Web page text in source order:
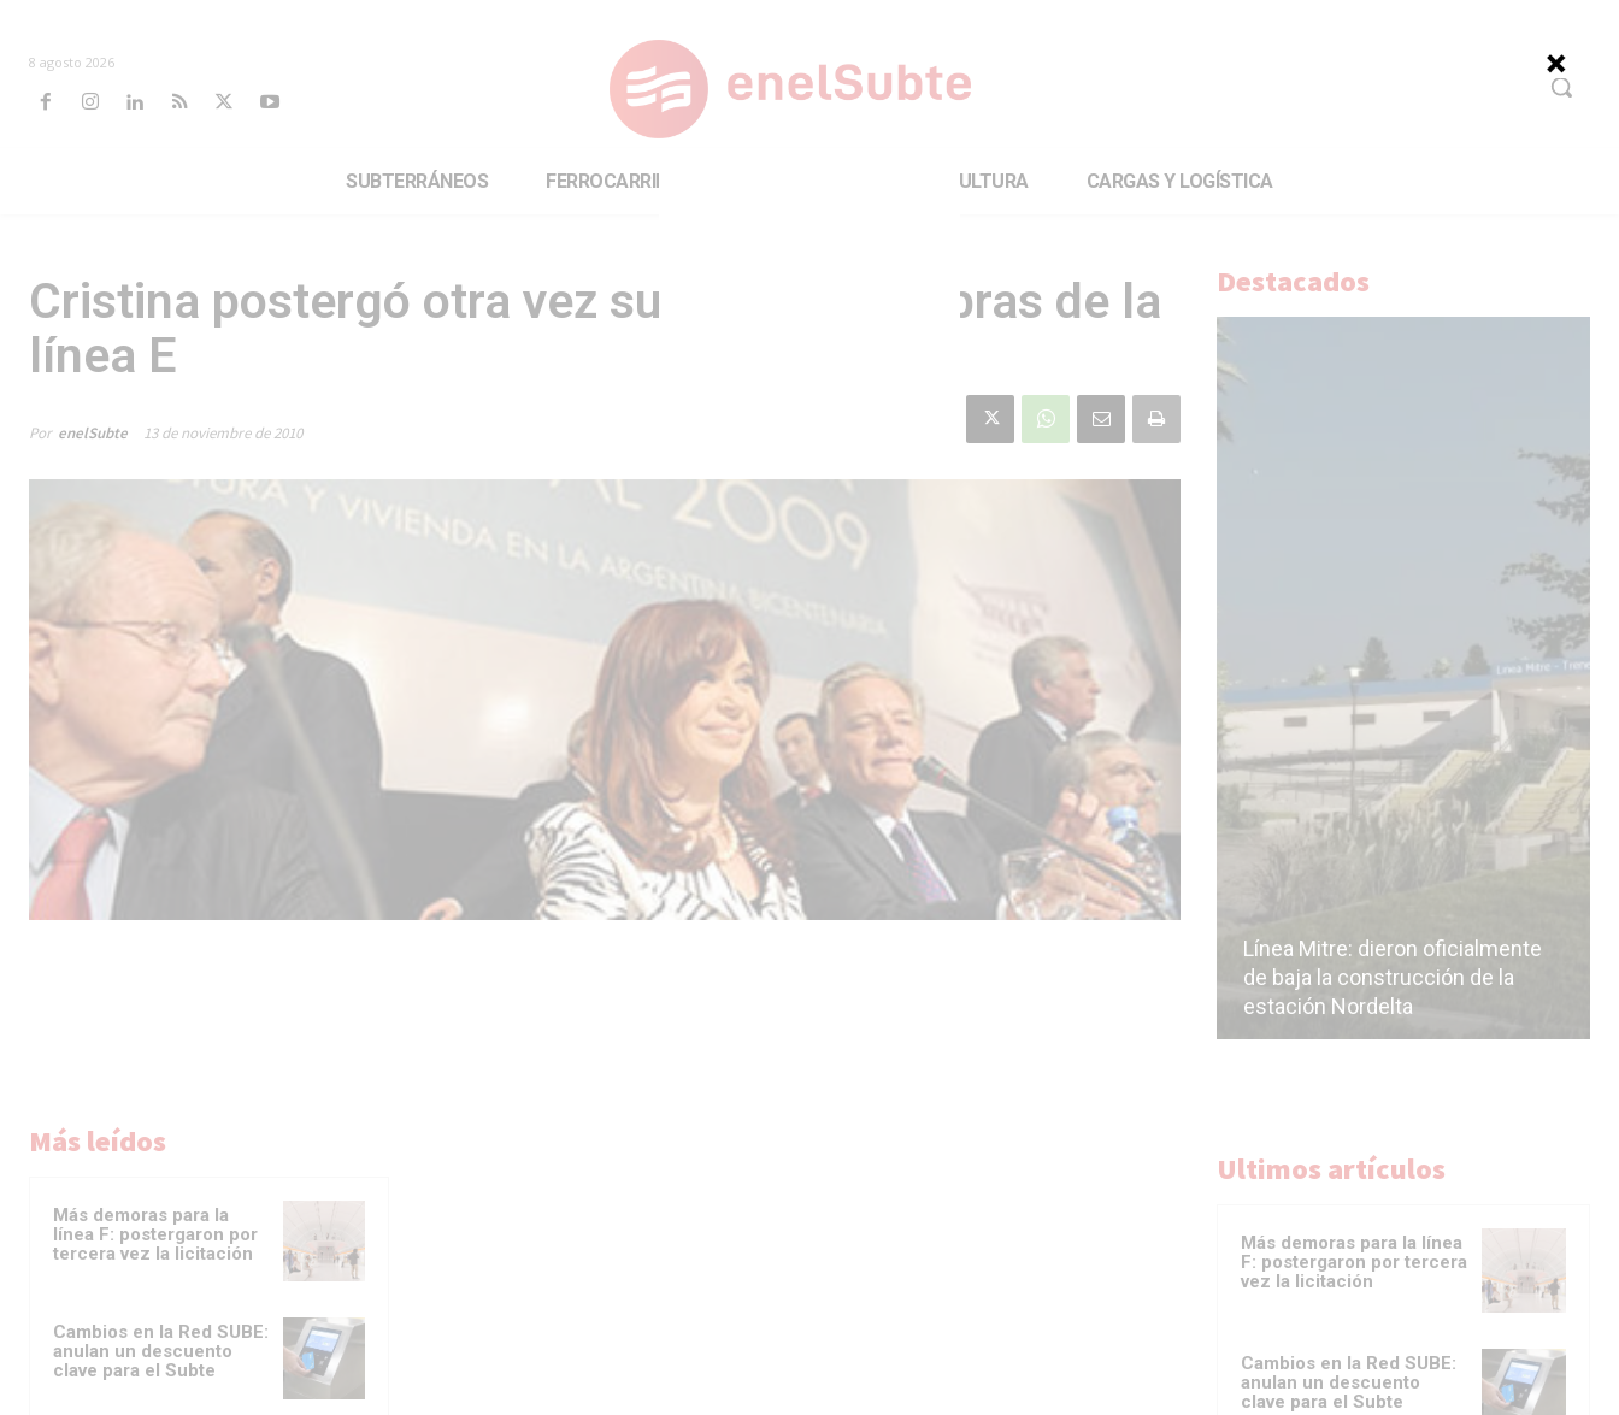
8 agosto 2026
SUBTERRÁNEOS FERROCARRILES CULTURA CARGAS Y LOGÍSTICA
Cristina postergó otra vez su visita a las obras de la
línea E
Por enelSubte 13 de noviembre de 2010
Más leídos
Más demoras para la
línea F: postergaron por
tercera vez la licitación
Cambios en la Red SUBE:
anulan un descuento
clave para el Subte
Destacados
Línea Mitre: dieron oficialmente
de baja la construcción de la
estación Nordelta
Ultimos artículos
Más demoras para la línea
F: postergaron por tercera
vez la licitación
Cambios en la Red SUBE:
anulan un descuento
clave para el Subte